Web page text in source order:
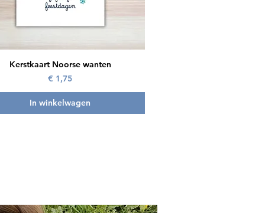
Snel overzicht
Kerstkaart Noorse wanten
Prijs
€ 1,75
In winkelwagen